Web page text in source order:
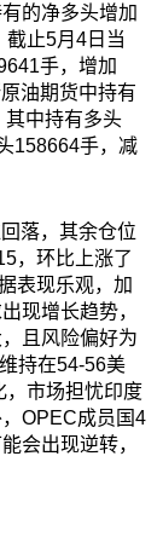
的净多头增加
截止5月4日当
手，增加
油期货中持有
其中持有多头
158664手，减
落，其余仓位
，环比上涨了
表现乐观，加
现增长趋势，
且风险偏好为
持在54-56美
，市场担忧印度
OPEC成员国4
会出现逆转，